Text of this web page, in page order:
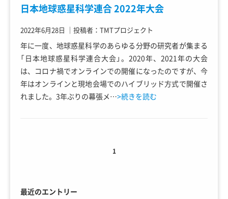
日本地球惑星科学連合 2022年大会
2022年6月28日 ｜ 投稿者：TMTプロジェクト
年に一度、地球惑星科学のあらゆる分野の研究者が集まる
「日本地球惑星科学連合大会」。2020年、2021年の大会
は、コロナ禍でオンラインでの開催になったのですが、今
年はオンラインと現地会場でのハイブリッド方式で開催さ
れました。3年ぶりの幕張メ…>続きを読む
1
最近のエントリー